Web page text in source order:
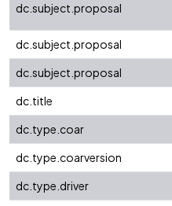
dc.subject.proposal
dc.subject.proposal
dc.subject.proposal
dc.title
dc.type.coar
dc.type.coarversion
dc.type.driver